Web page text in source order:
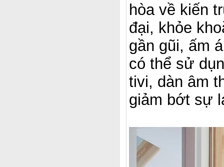
hòa về kiến
đại, khỏe
gần gũi, ấm
có thể sử
tivi, dàn âm
giảm bớt sự